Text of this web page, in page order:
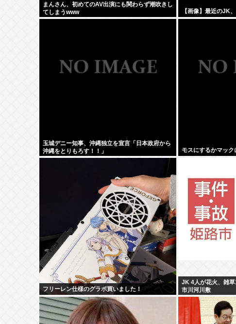
まんさん、初めてのAV出演にも関わらず潮吹きし
てしまうwww
【画像】最近のJK
玉城デニー知事、沖縄独立を宣言「日本政府から
沖縄をとりもろす！！」
モスにするかマック
フリーレン仕様のグラボ買いました！
JK 4人が花火、雑
市川河川敷